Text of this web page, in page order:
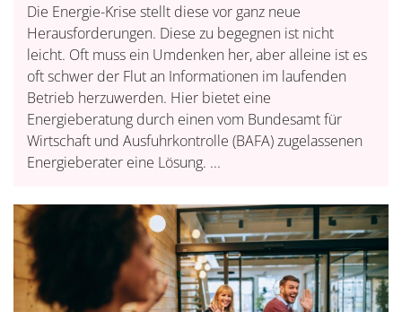
Die Energie-Krise stellt diese vor ganz neue
Herausforderungen. Diese zu begegnen ist nicht
leicht. Oft muss ein Umdenken her, aber alleine ist es
oft schwer der Flut an Informationen im laufenden
Betrieb herzuwerden. Hier bietet eine
Energieberatung durch einen vom Bundesamt für
Wirtschaft und Ausfuhrkontrolle (BAFA) zugelassenen
Energieberater eine Lösung. ...